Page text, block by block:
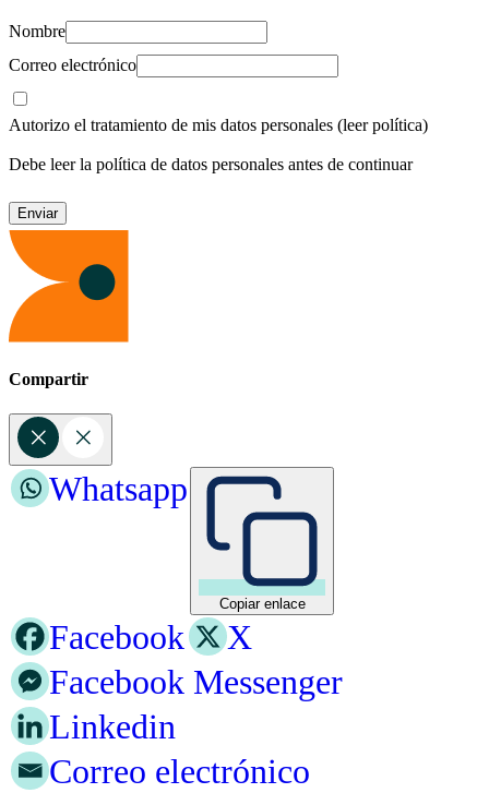
Nombre
Correo electrónico
Autorizo el tratamiento de mis datos personales (leer política)
Debe leer la política de datos personales antes de continuar
Compartir
Copiar enlace
Whatsapp
Facebook
X
Facebook Messenger
Linkedin
Correo electrónico